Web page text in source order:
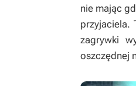
nie mając
przyjaciela.
zagrywki
oszczędnej